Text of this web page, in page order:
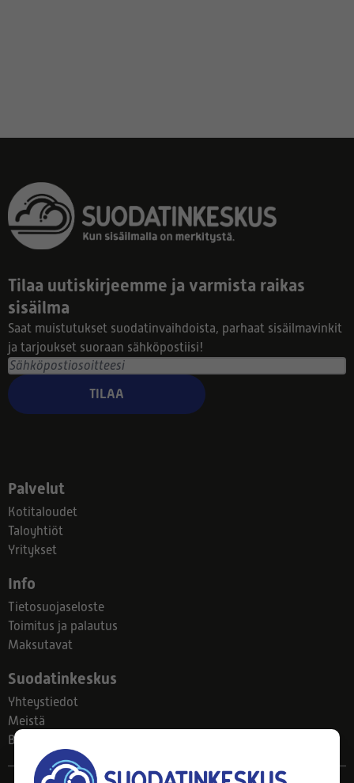
Tilaa uutiskirjeemme ja varmista raikas
sisäilma
Saat muistutukset suodatinvaihdoista, parhaat sisäilmavinkit
ja tarjoukset suoraan sähköpostiisi!
TILAA
Palvelut
Kotitaloudet
Taloyhtiöt
Yritykset
Info
Tietosuojaseloste
Toimitus ja palautus
Maksutavat
Suodatinkeskus
Yhteystiedot
Meistä
Blogi